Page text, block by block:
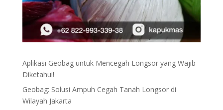
Aplikasi Geobag untuk Mencegah Longsor yang Wajib
Diketahui!
Geobag: Solusi Ampuh Cegah Tanah Longsor di
Wilayah Jakarta